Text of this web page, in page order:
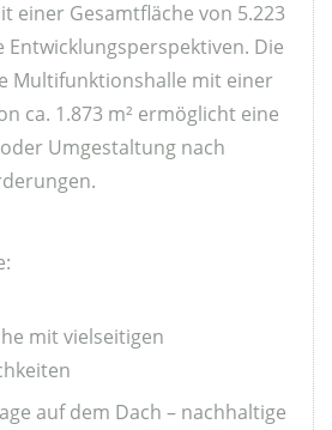
einer Gesamtfläche von 5.223
Entwicklungsperspektiven. Die
Multifunktionshalle mit einer
ca. 1.873 m² ermöglicht eine
Umgestaltung nach
mit vielseitigen
auf dem Dach – nachhaltige